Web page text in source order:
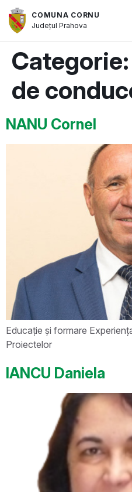
COMUNA CORNU
JudețulPrahova
Categorie:
de
NANU Cornel
Educație și formare
Proiectelor
IANCU Daniela